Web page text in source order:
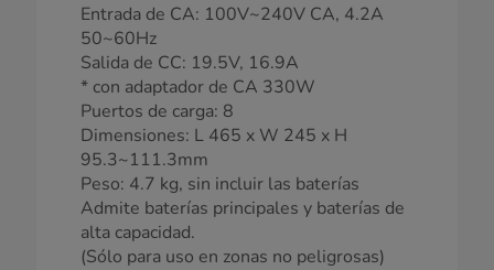
Entrada de CA: 100V~240V CA, 4.2A
50~60Hz
Salida de CC: 19.5V, 16.9A
* con adaptador de CA 330W
Puertos de carga: 8
Dimensiones: L 465 x W 245 x H
95.3~111.3mm
Peso: 4.7 kg, sin incluir las baterías
Admite baterías principales y baterías de
alta capacidad.
(Sólo para uso en zonas no peligrosas)